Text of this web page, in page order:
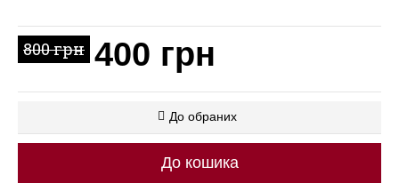
800 грн 400 грн
До обраних
До кошика